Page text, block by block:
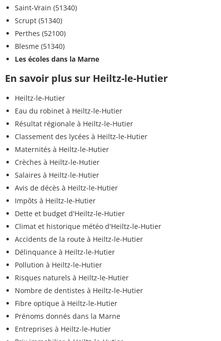
Saint-Vrain (51340)
Scrupt (51340)
Perthes (52100)
Blesme (51340)
Les écoles dans la Marne
En savoir plus sur Heiltz-le-Hutier
Heiltz-le-Hutier
Eau du robinet à Heiltz-le-Hutier
Résultat régionale à Heiltz-le-Hutier
Classement des lycées à Heiltz-le-Hutier
Maternités à Heiltz-le-Hutier
Crèches à Heiltz-le-Hutier
Salaires à Heiltz-le-Hutier
Avis de décès à Heiltz-le-Hutier
Impôts à Heiltz-le-Hutier
Dette et budget d'Heiltz-le-Hutier
Climat et historique météo d'Heiltz-le-Hutier
Accidents de la route à Heiltz-le-Hutier
Délinquance à Heiltz-le-Hutier
Pollution à Heiltz-le-Hutier
Risques naturels à Heiltz-le-Hutier
Nombre de dentistes à Heiltz-le-Hutier
Fibre optique à Heiltz-le-Hutier
Prénoms donnés dans la Marne
Entreprises à Heiltz-le-Hutier